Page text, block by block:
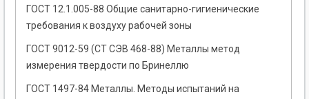
ГОСТ 12.1.005-88 Общие санитарно-гигиенические
требования к воздуху рабочей зоны
ГОСТ 9012-59 (СТ СЭВ 468-88) Металлы метод
измерения твердости по Бринеллю
ГОСТ 1497-84 Металлы. Методы испытаний на